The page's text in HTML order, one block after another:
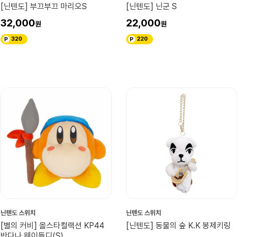
[닌텐도] 부끄부끄 마리오S
32,000
320
[닌텐도] 닌군 S
22,000
220
닌텐도 스위치
[별의 커비] 올스타컬랙션 KP44
닌텐도 스위치
[닌텐도] 동물의 숲 K.K 봉제키링